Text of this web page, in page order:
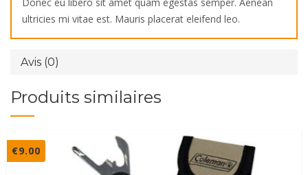
ultricies mi vitae est. Mauris placerat eleifend leo.
Avis (0)
Produits similaires
€9.00